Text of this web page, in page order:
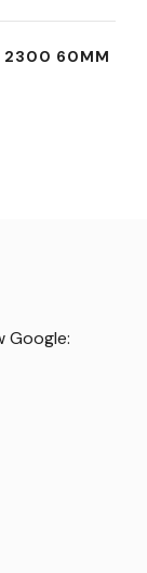
2300 60MM
Google: